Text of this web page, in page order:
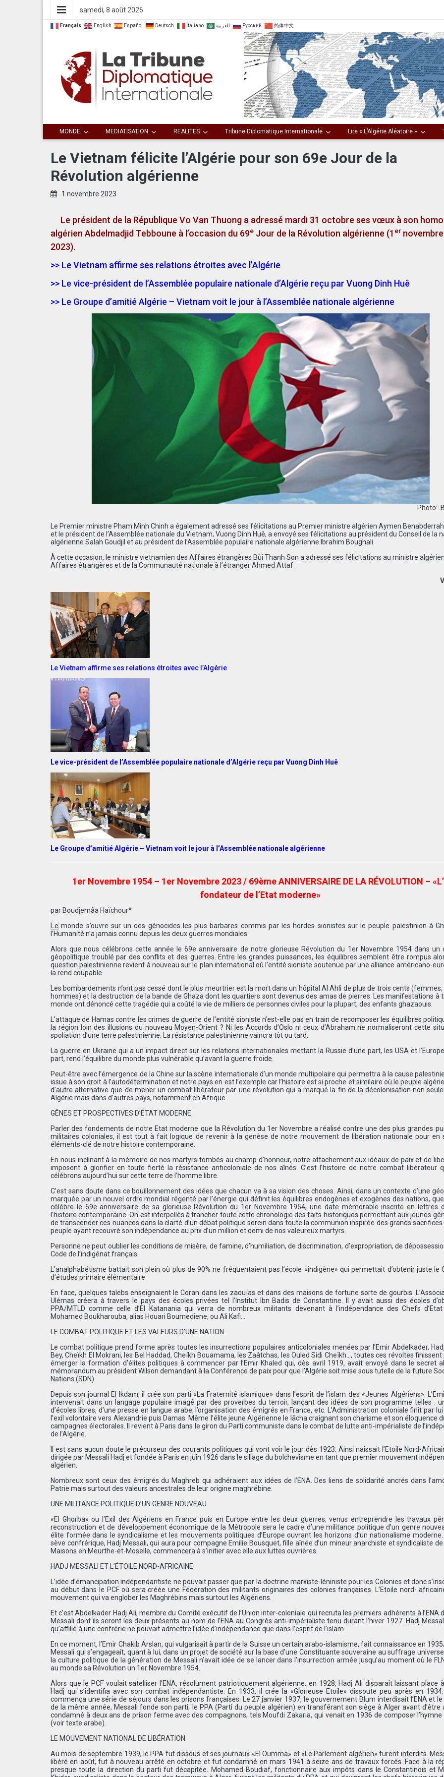
samedi, 8 août 2026
Français English Español Deutsch Italiano العربية Русский 简体中文
La Tribune
Diplomatique
Internationale
MONDE MEDIATISATION REALITES Tribune Diplomatique Internationale Lire « L’Algérie Aléatoire »
Le Vietnam félicite l’Algérie pour son 69e Jour de la
Révolution algérienne
1 novembre 2023
Le président de la République Vo Van Thuong a adressé mardi 31 octobre ses vœux à son
algérien Abdelmadjid Tebboune à l’occasion du 69e Jour de la Révolution algérienne (1 er
2023).
>> Le Vietnam affirme ses relations étroites avec l’Algérie
>> Le vice-président de l’Assemblée populaire nationale d’Algérie reçu par Vuong Dinh Huê
>> Le Groupe d’amitié Algérie – Vietnam voit le jour à l’Assemblée nationale algérienne
Photo:
Le Premier ministre Pham Minh Chinh a également adressé ses félicitations au Premier ministre algérien Aymen
et le président de l’Assemblée nationale du Vietnam, Vuong Dinh Huê, a envoyé ses félicitations au président du Conseil de la
algérienne Salah Goudjil et au président de l’Assemblée populaire nationale algérienne Ibrahim Boughali.
À cette occasion, le ministre vietnamien des Affaires étrangères Bùi Thanh Son a adressé ses félicitations au ministre
Affaires étrangères et de la Communauté nationale à l’étranger Ahmed Attaf.
Le Vietnam affirme ses relations étroites avec l’Algérie
Le vice-président de l’Assemblée populaire nationale d’Algérie reçu par Vuong Dinh Huê
Le Groupe d’amitié Algérie – Vietnam voit le jour à l’Assemblée nationale algérienne
1er Novembre 1954 – 1er Novembre 2023 / 69ème ANNIVERSAIRE DE LA RÉVOLUTION –
fondateur de l’Etat moderne»
par Boudjemâa Haïchour*
Le monde s’ouvre sur un des génocides les plus barbares commis par les hordes sionistes sur le peuple palestinien à
l’Humanité n’a jamais connu depuis les deux guerres mondiales.
Alors que nous célébrons cette année le 69e anniversaire de notre glorieuse Révolution du 1er Novembre 1954 dans un
géopolitique troublé par des conflits et des guerres. Entre les grandes puissances, les équilibres semblent être rompus
question palestinienne revient à nouveau sur le plan international où l’entité sioniste soutenue par une alliance américano-
la rend coupable.
Les bombardements n’ont pas cessé dont le plus meurtrier est la mort dans un hôpital Al Ahli de plus de trois cents
hommes) et la destruction de la bande de Ghaza dont les quartiers sont devenus des amas de pierres. Les manifestations à
monde ont dénoncé cette tragédie qui a coûté la vie de milliers de personnes civiles pour la plupart, des enfants ghazaouis.
L’attaque de Hamas contre les crimes de guerre de l’entité sioniste n’est-elle pas en train de recomposer les équilibres
la région loin des illusions du nouveau Moyen-Orient ? Ni les Accords d’Oslo ni ceux d’Abraham ne normaliseront cette
spoliation d’une terre palestinienne. La résistance palestinienne vaincra tôt ou tard.
La guerre en Ukraine qui a un impact direct sur les relations internationales mettant la Russie d’une part, les USA et
part, rend l’équilibre du monde plus vulnérable qu’avant la guerre froide.
Peut-être avec l’émergence de la Chine sur la scène internationale d’un monde multipolaire qui permettra à la cause
issue à son droit à l’autodétermination et notre pays en est l’exemple car l’histoire est si proche et similaire où le peuple
d’autre alternative que de mener un combat libérateur par une révolution qui a marqué la fin de la décolonisation non
Algérie mais dans d’autres pays, notamment en Afrique.
GÊNES ET PROSPECTIVES D’ÉTAT MODERNE
Parler des fondements de notre Etat moderne que la Révolution du 1er Novembre a réalisé contre une des plus grandes
militaires coloniales, il est tout à fait logique de revenir à la genèse de notre mouvement de libération nationale pour en
éléments-clé de notre histoire contemporaine.
En nous inclinant à la mémoire de nos martyrs tombés au champ d’honneur, notre attachement aux idéaux de paix et de
imposent à glorifier en toute fierté la résistance anticoloniale de nos aînés. C’est l’histoire de notre combat libérateur
célébrons aujourd’hui sur cette terre de l’homme libre.
C’est sans doute dans ce bouillonnement des idées que chacun va à sa vision des choses. Ainsi, dans un contexte d’une
marquée par un nouvel ordre mondial régenté par l’énergie qui définit les équilibres endogènes et exogènes des nations, que
célèbre le 69e anniversaire de sa glorieuse Révolution du 1er Novembre 1954, une date mémorable inscrite en lettres
l’histoire contemporaine. On est interpellés à trancher toute cette chronologie des faits historiques permettant aux jeunes
de transcender ces nuances dans la clarté d’un débat politique serein dans toute la communion inspirée des grands
peuple ayant recouvré son indépendance au prix d’un million et demi de nos valeureux martyrs.
Personne ne peut oublier les conditions de misère, de famine, d’humiliation, de discrimination, d’expropriation, de
Code de l’indigénat français.
L’analphabétisme battait son plein où plus de 90% ne fréquentaient pas l’école «indigène» qui permettait d’obtenir juste le
d’études primaire élémentaire.
En face, quelques talebs enseignaient le Coran dans les zaouïas et dans des maisons de fortune sorte de gourbis.
Ulémas créera à travers le pays des écoles privées tel l’Institut Ibn Badis de Constantine. Il y avait aussi des écoles
PPA/MTLD comme celle d’El Katanania qui verra de nombreux militants devenant à l’indépendance des Chefs
Mohamed Boukharouba, alias Houari Boumediene, ou Ali Kafi…
LE COMBAT POLITIQUE ET LES VALEURS D’UNE NATION
Le combat politique prend forme après toutes les insurrections populaires anticoloniales menées par l’Emir Abdelkader,
Bey, Cheïkh El Mokrani, les Bel Haddad, Cheïkh Bouamama, les Zaâtchas, les Ouled Sidi Cheïkh…, toutes ces révoltes
émerger la formation d’élites politiques à commencer par l’Emir Khaled qui, dès avril 1919, avait envoyé dans le secret
mémorandum au président Wilson demandant à la Conférence de paix pour que l’Algérie soit mise sous tutelle de la future
Nations (SDN).
Depuis son journal El Ikdam, il crée son parti «La Fraternité islamique» dans l’esprit de l’islam des «Jeunes Algériens».
intervenait dans un langage populaire imagé par des proverbes du terroir, lançant des idées de son programme telles :
d’écoles libres, d’une presse en langue arabe, l’organisation des émigrés en France, etc. L’Administration coloniale finit par
l’exil volontaire vers Alexandrie puis Damas. Même l’élite jeune Algérienne le lâcha craignant son charisme et son éloquence
campagnes électorales. Il revient à Paris dans le giron du Parti communiste dans le combat de lutte anti-impérialiste de
de l’Algérie.
Il est sans aucun doute le précurseur des courants politiques qui vont voir le jour dès 1923. Ainsi naissait l’Etoile Nord-
dirigée par Messali Hadj et fondée à Paris en juin 1926 dans le sillage du bolchevisme en tant que premier mouvement
algérien.
Nombreux sont ceux des émigrés du Maghreb qui adhéraient aux idées de l’ENA. Des liens de solidarité ancrés dans
Patrie mais surtout des valeurs ancestrales de leur origine maghrébine.
UNE MILITANCE POLITIQUE D’UN GENRE NOUVEAU
«El Ghorba» ou l’Exil des Algériens en France puis en Europe entre les deux guerres, venus entreprendre les travaux
reconstruction et de développement économique de la Métropole sera le cadre d’une militance politique d’un genre
élite formée dans le syndicalisme et les mouvements politiques d’Europe ouvrant les horizons d’un nationalisme
sève confrérique, Hadj Messali, qui aura pour compagne Emilie Bousquet, fille aînée d’un mineur anarchiste et syndicaliste
Maisons en Meurthe-et-Moselle, commencera à s’initier avec elle aux luttes ouvrières.
HADJ MESSALI ET L’ÉTOILE NORD-AFRICAINE
L’idée d’émancipation indépendantiste ne pouvait passer que par la doctrine marxiste-léniniste pour les Colonies et donc
au début dans le PCF où sera créée une Fédération des militants originaires des colonies françaises. L’Etoile nord-
mouvement qui va englober les Maghrébins mais surtout les Algériens.
Et c’est Abdelkader Hadj Ali, membre du Comité exécutif de l’Union inter-coloniale qui recruta les premiers adhérents à l’ENA
Messali dont ils seront les deux présents au nom de l’ENA au Congrès anti-impérialiste tenu durant l’hiver 1927. Hadj
qu’affilié à une confrérie ne pouvait admettre l’idée d’indépendance que dans l’esprit de l’islam.
En ce moment, l’Emir Chakib Arslan, qui vulgarisait à partir de la Suisse un certain arabo-islamisme, fait connaissance en
Messali qui s’engageait, quant à lui, dans un projet de société sur la base d’une Constituante souveraine au suffrage
la culture politique de la génération de Messali n’avait idée de se lancer dans l’insurrection armée jusqu’au moment où le
au monde sa Révolution un 1er Novembre 1954.
Alors que le PCF voulait satelliser l’ENA, résolument patriotiquement algérienne, en 1928, Hadj Ali disparaît laissant place
Hadj qui s’identifia avec son combat indépendantiste. En 1933, il crée la «Glorieuse Etoile» dissoute peu après en
commença une série de séjours dans les prisons françaises. Le 27 janvier 1937, le gouvernement Blum interdisait l’ENA et
de la même année, Messali fonde son parti, le PPA (Parti du peuple algérien) en transférant son siège à Alger avant d’être
condamné à deux ans de prison ferme avec des compagnons, tels Moufdi Zakaria, qui venait en 1936 de composer l’hymne
(voir texte arabe).
LE MOUVEMENT NATIONAL DE LIBÉRATION
Au mois de septembre 1939, le PPA fut dissous et ses journaux «El Oumma» et «Le Parlement algérien» furent interdits.
libéré en août, fut à nouveau arrêté en octobre et fut condamné en mars 1941 à seize ans de travaux forcés. Face à la
presque toute la direction du parti fut décapitée. Mohamed Boudiaf, fonctionnaire aux impôts dans le Constantinois et